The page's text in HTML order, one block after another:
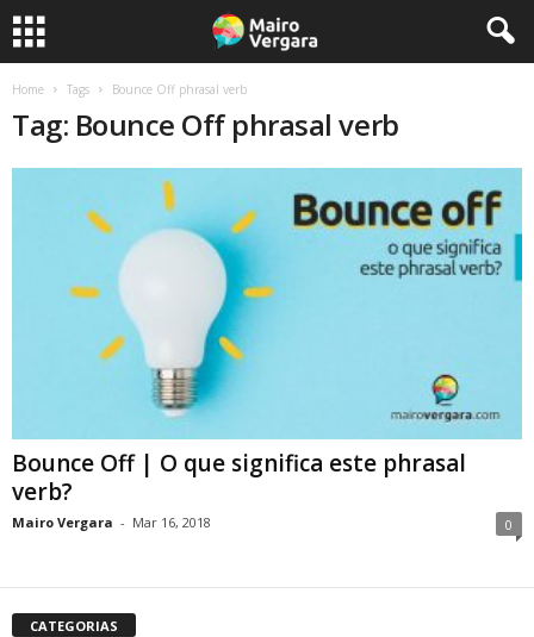
Home Tags Bounce Off phrasal verb
Tag: Bounce Off phrasal verb
Bounce Off | O que significa este phrasal
verb?
Mairo Vergara - Mar 16, 2018 0
CATEGORIAS